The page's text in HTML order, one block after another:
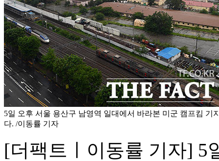
5일 오후 서울 용산구 남영역 일대에서 바라본 미군 캠프킴 기
다. /이동률 기자
[더팩트ㅣ이동률 기자] 5